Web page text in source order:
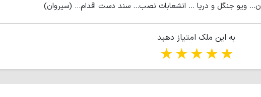
به این ملک امتیاز دهید
5 stars
4 stars
3 stars
2 stars